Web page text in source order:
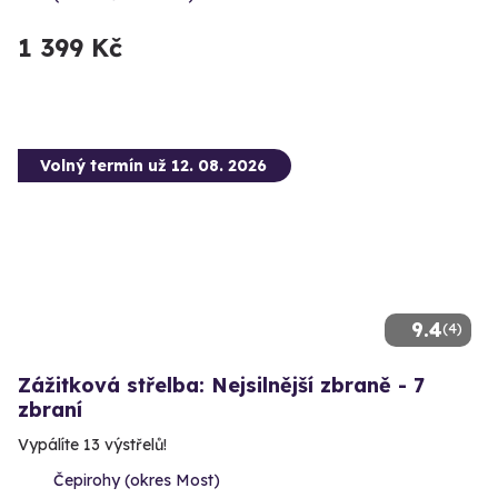
1 399 Kč
9.4(4)
Volný termín už 12. 08. 2026
Zážitková střelba: Nejsilnější zbraně - 7
zbraní
Vypálíte 13 výstřelů!
Čepirohy (okres Most)